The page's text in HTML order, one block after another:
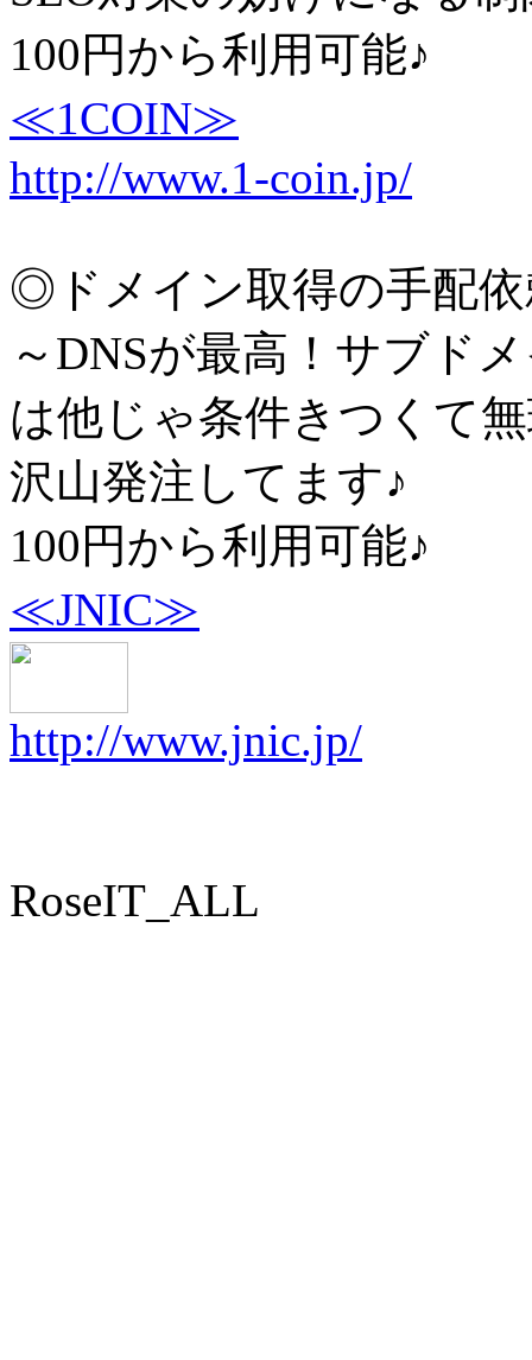
100円から利用可能♪
≪1COIN≫
http://www.1-coin.jp/
◎ドメイン取得の手配
～DNSが最高！サブド
は他じゃ条件きつくて
沢山発注してます♪
100円から利用可能♪
≪JNIC≫
http://www.jnic.jp/
RoseIT_ALL